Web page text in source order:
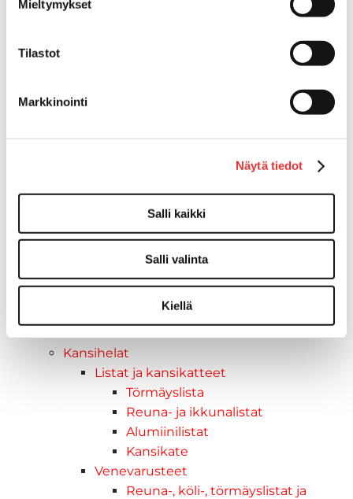
Mieltymykset
Tilastot
Markkinointi
Näytä tiedot
Salli kaikki
Salli valinta
Kiellä
STIGA robottileikkurit
STIGA lumilingot
Hupparit
Ajolasit
Tarjoukset
Kansihelat
Listat ja kansikatteet
Törmäyslista
Reuna- ja ikkunalistat
Alumiinilistat
Kansikate
Venevarusteet
Reuna-, köli-, törmäyslistat ja